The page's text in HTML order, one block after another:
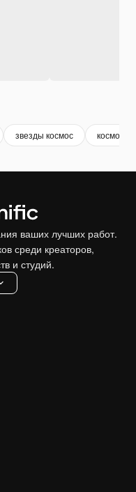
звезды космос космос
ваших лучших работ.
среди креаторов,
и студий.